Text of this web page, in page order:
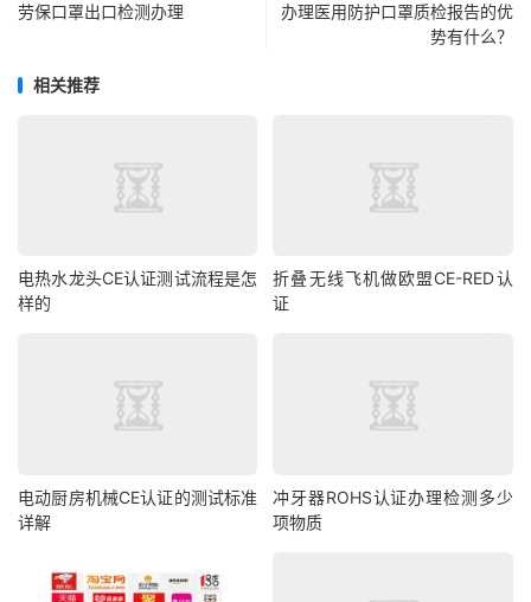
劳保口罩出口检测办理
办理医用防护口罩质检报告的优
势有什么？
相关推荐
电热水龙头CE认证测试流程是怎
样的
折叠无线飞机做欧盟CE-RED认
证
电动厨房机械CE认证的测试标准
详解
冲牙器ROHS认证办理检测多少
项物质